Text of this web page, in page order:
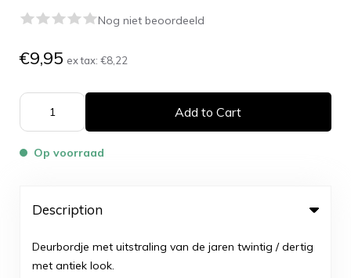
Nog niet beoordeeld
€9,95 ex tax: €8,22
Add to Cart
Op voorraad
Description
Deurbordje met uitstraling van de jaren twintig / dertig
met antiek look.